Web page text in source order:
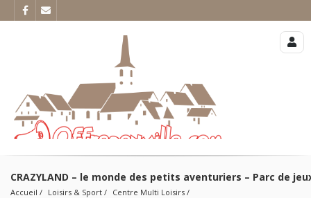
CRAZYLAND – le monde des petits aventuriers – Parc de
Accueil Loisirs & Sport
Centre Multi Loisirs